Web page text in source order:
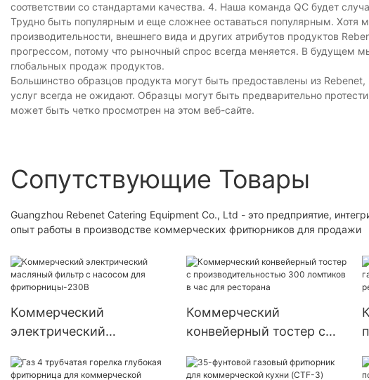
соответствии со стандартами качества. 4. Наша команда QC будет
Трудно быть популярным и еще сложнее оставаться популярным. Хотя
производительности, внешнего вида и других атрибутов продуктов
прогрессом, потому что рыночный спрос всегда меняется. В будущем
глобальных продаж продуктов.
Большинство образцов продукта могут быть предоставлены из
услуг всегда не ожидают. Образцы могут быть предварительно
может быть четко просмотрен на этом веб-сайте.
Сопутствующие Товары
Guangzhou Rebenet Catering Equipment Co., Ltd - это предприятие,
опыт работы в производстве коммерческих фритюрников для продажи
Коммерческий
электрический
насосом для
Коммерческий
конвейерный тостер с
300 ломтиков в час для